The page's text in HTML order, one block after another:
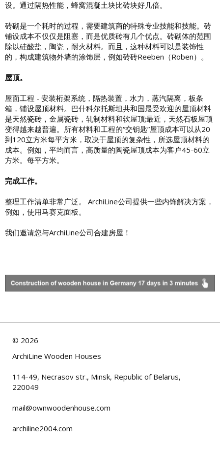
设。通过隔热性能，蜂窝混凝土块比砖块好几倍。
砖砌是一个耗时的过程，需要建筑商的特殊专业技能和技能。砖
铺设成本不仅仅是阻塞，而是优质砖有几个优点。砖砌体的范围
除以硅酸盐，陶瓷，耐火材料。而且，这种材料可以是装饰性
的，构成建筑物外墙的涂饰层，例如砖砖Reeben（Roben）。
屋顶。
屋面工程 - 安装桁架系统，隔热装置，水力，蒸汽隔离，板条
箱，铺设屋顶材料。巴什科尔托斯坦共和国最受欢迎的屋顶材料
是天然瓷砖， 金属瓷砖，轧制材料和软屋顶;最近，天然石板屋顶
变得越来越普遍。 所有材料和工程的“交钥匙”屋顶成本可以从20
到120立方米每平方米，取决于屋顶的复杂性，所选屋顶材料的
成本。例如，平均而言，高质量的陶瓷屋顶成本为客户45-60立
方米。每平方米。
完成工作。
整理工作清单非常广泛。 ArchiLine公司提供一些内饰解决方案，
例如，使用马赛克面板。
我们邀请您与ArchiLine公司合建房屋！
© 2026
ArchiLine Wooden Houses
114-49, Necrasov str., Minsk, Republic of Belarus,
220049
mail@ownwoodenhouse.com
archiline2004.com